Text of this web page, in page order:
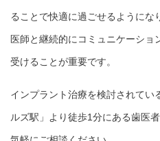
ることで快適に過ごせるようにな
医師と継続的にコミュニケーショ
受けることが重要です。
インプラント治療を検討されてい
ルズ駅」より徒歩1分にある歯医